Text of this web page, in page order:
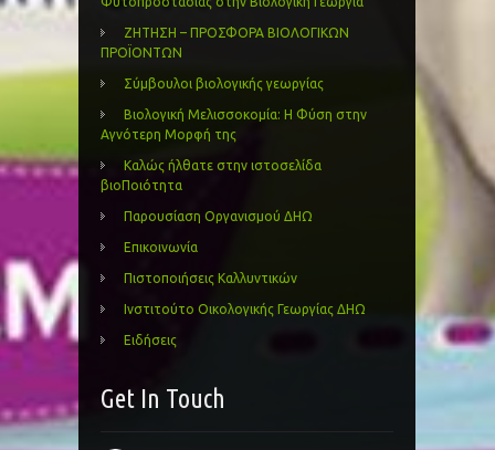
ΖΗΤΗΣΗ – ΠΡΟΣΦΟΡΑ ΒΙΟΛΟΓΙΚΩΝ
ΠΡΟΪΟΝΤΩΝ
Σύμβουλοι βιολογικής γεωργίας
Βιολογική Μελισσοκομία: Η Φύση στην
Αγνότερη Μορφή της
Καλώς ήλθατε στην ιστοσελίδα
βιοΠοιότητα
Παρουσίαση Οργανισμού ΔΗΩ
Επικοινωνία
Πιστοποιήσεις Καλλυντικών
Ινστιτούτο Οικολογικής Γεωργίας ΔΗΩ
Ειδήσεις
Get In Touch